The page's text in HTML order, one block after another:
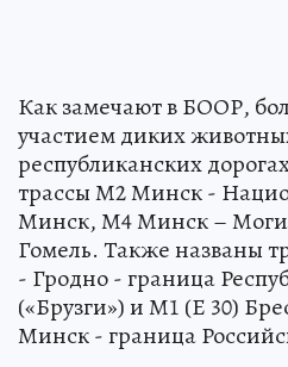
Как замечают в БООР,
участием диких
республиканских
трассы М2 Минск -
Минск, М4 Минск –
Гомель. Также названы
- Гродно - граница
(«Брузги») и М1 (Е 30)
Минск - граница